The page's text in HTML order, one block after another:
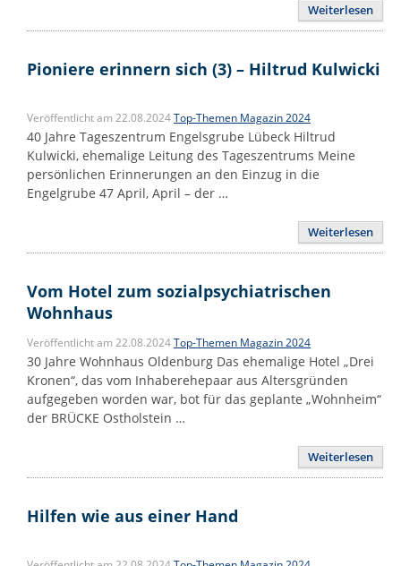
Weiterlesen
Pioniere erinnern sich (3) – Hiltrud Kulwicki
Veröffentlicht am 22.08.2024Top-Themen Magazin 2024
40 Jahre Tageszentrum Engelsgrube Lübeck Hiltrud
Kulwicki, ehemalige Leitung des Tageszentrums Meine
persönlichen Erinnerungen an den Einzug in die
Engelgrube 47 April, April – der …
Weiterlesen
Vom Hotel zum sozialpsychiatrischen
Wohnhaus
Veröffentlicht am 22.08.2024Top-Themen Magazin 2024
30 Jahre Wohnhaus Oldenburg Das ehemalige Hotel „Drei
Kronen“, das vom Inhaberehepaar aus Altersgründen
aufgegeben worden war, bot für das geplante „Wohnheim“
der BRÜCKE Ostholstein …
Weiterlesen
Hilfen wie aus einer Hand